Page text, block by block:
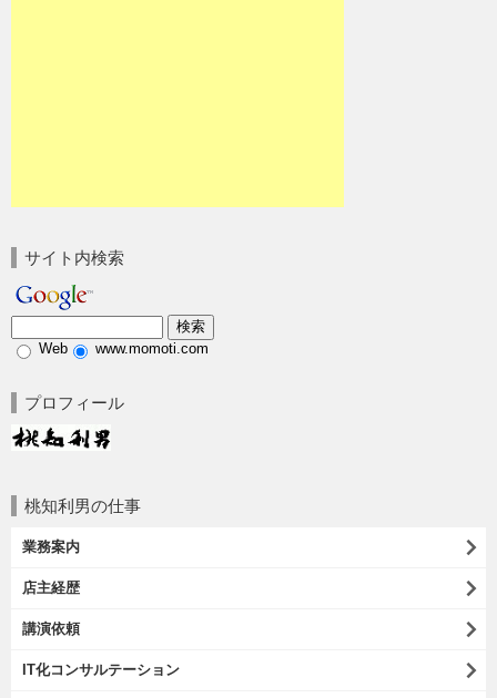
サイト内検索
Web www.momoti.com
プロフィール
桃知利男の仕事
業務案内
店主経歴
講演依頼
IT化コンサルテーション